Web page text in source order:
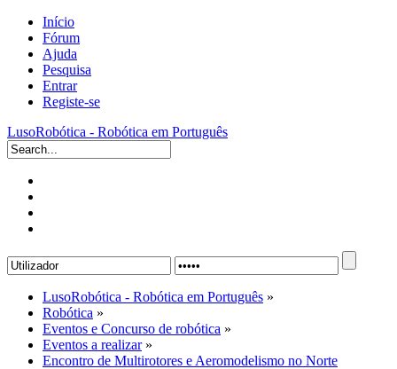
Início
Fórum
Ajuda
Pesquisa
Entrar
Registe-se
LusoRobótica - Robótica em Português
LusoRobótica - Robótica em Português »
Robótica »
Eventos e Concurso de robótica »
Eventos a realizar»
Encontro de Multirotores e Aeromodelismo no Norte